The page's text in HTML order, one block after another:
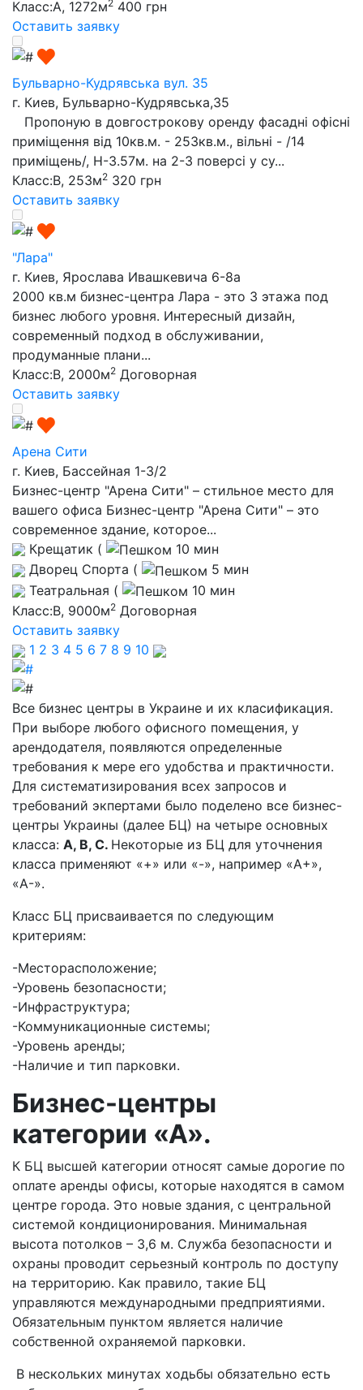
Класс:A, 1272м2 400 грн
Оставить заявку
Бульварно-Кудрявська вул. 35
г. Киев, Бульварно-Кудрявська,35
Пропоную в довгострокову оренду фасадні офісні
приміщення від 10кв.м. - 253кв.м., вільні - /14
приміщень/, Н-3.57м. на 2-3 поверсі у су...
Класс:B, 253м2 320 грн
Оставить заявку
"Лара"
г. Киев, Ярослава Ивашкевича 6-8а
2000 кв.м бизнес-центра Лара - это 3 этажа под
бизнес любого уровня. Интересный дизайн,
современный подход в обслуживании,
продуманные плани...
Класс:B, 2000м2 Договорная
Оставить заявку
Арена Сити
г. Киев, Басcейная 1-3/2
Бизнес-центр "Арена Сити" – стильное место для
вашего офиса Бизнес-центр "Арена Сити" – это
современное здание, которое...
Крещатик (
10 мин
Дворец Спорта (
5 мин
Театральная (
10 мин
Класс:B, 9000м2 Договорная
Оставить заявку
1 2 3 4 5 6 7 8 9 10
Все бизнес центры в Украине и их класификация.
При выборе любого офисного помещения, у
арендодателя, появляются определенные
требования к мере его удобства и практичности.
Для систематизирования всех запросов и
требований экпертами было поделено все бизнес-
центры Украины (далее БЦ) на четыре основных
класса: А, B, С. Некоторые из БЦ для уточнения
класса применяют «+» или «-», например «A+»,
«А-».
Класс БЦ присваивается по следующим
критериям:
-Месторасположение;
-Уровень безопасности;
-Инфраструктура;
-Коммуникационные системы;
-Уровень аренды;
-Наличие и тип парковки.
Бизнес-центры
категории «А».
К БЦ высшей категории относят самые дорогие по
оплате аренды офисы, которые находятся в самом
центре города. Это новые здания, с центральной
системой кондиционирования. Минимальная
высота потолков – 3,6 м. Служба безопасности и
охраны проводит серьезный контроль по доступу
на территорию. Как правило, такие БЦ
управляются международными предприятиями.
Обязательным пунктом является наличие
собственной охраняемой парковки.
В нескольких минутах ходьбы обязательно есть